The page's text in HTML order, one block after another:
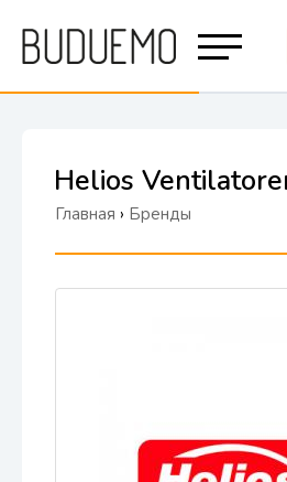
Helios
Главная › Бренды